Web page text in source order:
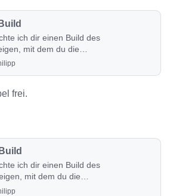
ich dir einen Build des
mit dem du die
durchspielen
frei.
ich dir einen Build des
mit dem du die
durchspielen